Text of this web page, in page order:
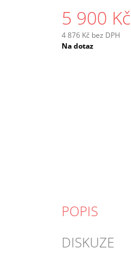
5 900 Kč
4 876 Kč bez DPH
Měrná
Na dotaz
POPIS
DISKUZE